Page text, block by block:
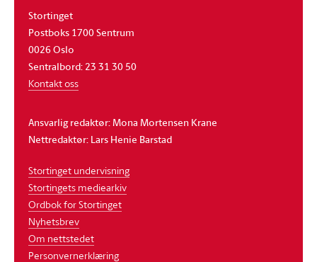
Stortinget
Postboks 1700 Sentrum
0026 Oslo
Sentralbord: 23 31 30 50
Kontakt oss
Ansvarlig redaktør: Mona Mortensen Krane
Nettredaktør: Lars Henie Barstad
Stortinget undervisning
Stortingets mediearkiv
Ordbok for Stortinget
Nyhetsbrev
Om nettstedet
Personvernerklæring